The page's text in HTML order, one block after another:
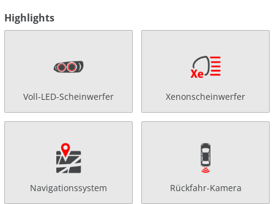
Highlights
Voll-LED-Scheinwerfer Xenonscheinwerfer
Navigationssystem Rückfahr-Kamera